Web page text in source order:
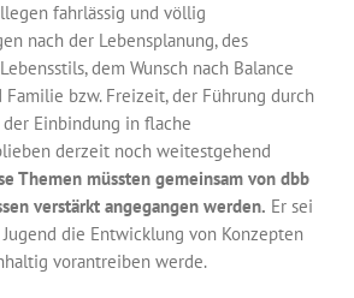
fahrlässig und völlig
nach der Lebensplanung, des
dem Wunsch nach Balance
bzw. Freizeit, der Führung durch
Einbindung in flache
derzeit noch weitestgehend
Themen müssten gemeinsam von dbb
verstärkt angegangen werden. Er sei
Jugend die Entwicklung von Konzepten
vorantreiben werde.